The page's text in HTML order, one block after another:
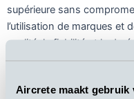
Aircrete maakt gebruik
supérieure sans
l’utilisation de marques et
qualité, la fiabilité et la
également assurées.
L’Aircrete Cross Cutter